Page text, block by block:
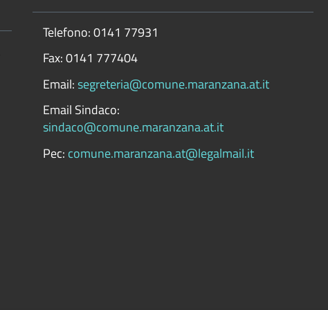
Telefono: 0141 77931
Fax: 0141 777404
Email:segreteria@comune.maranzana.at.it
Email Sindaco:
sindaco@comune.maranzana.at.it
Pec: comune.maranzana.at@legalmail.it